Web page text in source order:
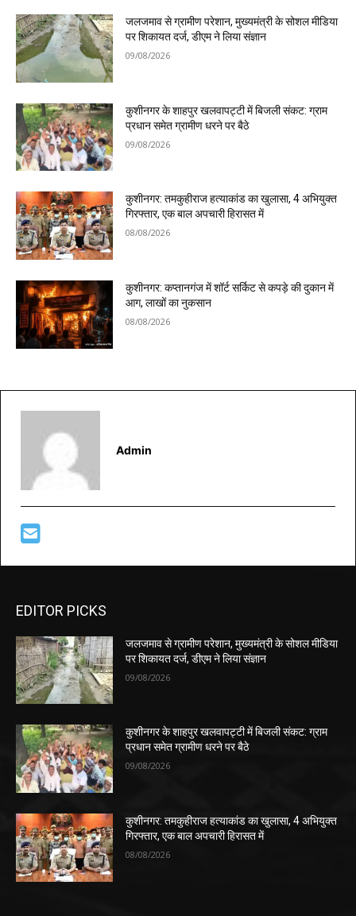
जलजमाव से ग्रामीण परेशान, मुख्यमंत्री के सोशल मीडिया
पर शिकायत दर्ज, डीएम ने लिया संज्ञान
09/08/2026
कुशीनगर के शाहपुर खलवापट्टी में बिजली संकट: ग्राम
प्रधान समेत ग्रामीण धरने पर बैठे
09/08/2026
कुशीनगर: तमकुहीराज हत्याकांड का खुलासा, 4 अभियुक्त
गिरफ्तार, एक बाल अपचारी हिरासत में
08/08/2026
कुशीनगर: कप्तानगंज में शॉर्ट सर्किट से कपड़े की दुकान में
आग, लाखों का नुकसान
08/08/2026
Admin
EDITOR PICKS
जलजमाव से ग्रामीण परेशान, मुख्यमंत्री के सोशल मीडिया
पर शिकायत दर्ज, डीएम ने लिया संज्ञान
09/08/2026
कुशीनगर के शाहपुर खलवापट्टी में बिजली संकट: ग्राम
प्रधान समेत ग्रामीण धरने पर बैठे
09/08/2026
कुशीनगर: तमकुहीराज हत्याकांड का खुलासा, 4 अभियुक्त
गिरफ्तार, एक बाल अपचारी हिरासत में
08/08/2026